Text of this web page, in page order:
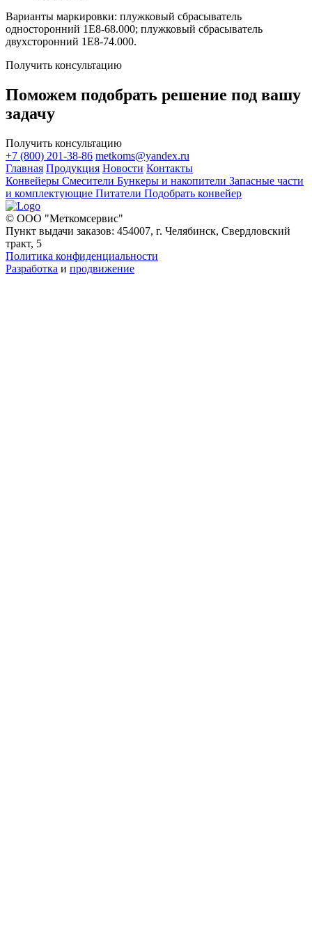
Варианты маркировки: плужковый сбрасыватель
односторонний 1Е8-68.000; плужковый сбрасыватель
двухсторонний 1Е8-74.000.
Получить консультацию
Поможем подобрать решение под вашу
задачу
Получить консультацию
+7 (800) 201-38-86 metkoms@yandex.ru
Главная Продукция Новости Контакты
Конвейеры Смесители Бункеры и накопители Запасные части
и комплектующие Питатели Подобрать конвейер
© ООО "Меткомсервис"
Пункт выдачи заказов: 454007, г. Челябинск, Свердловский
тракт, 5
Политика конфиденциальности
Разработка и продвижение